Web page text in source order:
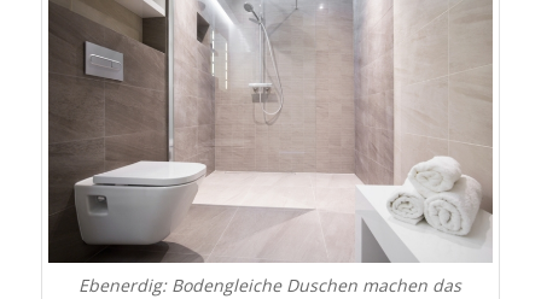
Ebenerdig: Bodengleiche Duschen machen das